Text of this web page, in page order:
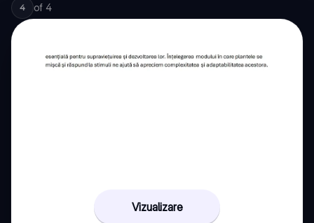
4 of 4
Vizualizare